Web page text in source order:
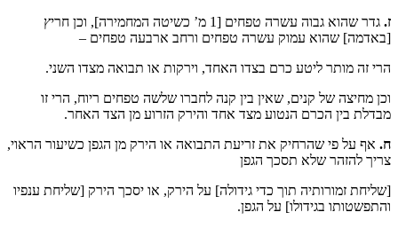
ז.
גדר שהוא גבוה עשרה טפחים [1 מ’ כשיטה המחמירה], וכן חריץ
[באדמה] שהוא עמוק עשרה טפחים ורחב ארבעה טפחים –
הרי זה מותר ליטע כרם בצדו האחד, וירקות או תבואה מצדו השני.
וכן מחיצה של קנים, שאין בין קנה לחברו שלשה טפחים ריוח, הרי זו
מבדלת בין הכרם הנטוע מצד אחד והירק הזרוע מן הצד האחר.
ח. אף על פי שהרחיק את זריעת התבואה או הירק מן הגפן כשיעור הראוי,
צריך להזהר שלא תסכך הגפן
[שליחת זמורותיה תוך כדי גידולה] על הירק, או יסכך הירק [שליחת ענפיו
והתפשטותו בגידולו] על הגפן.